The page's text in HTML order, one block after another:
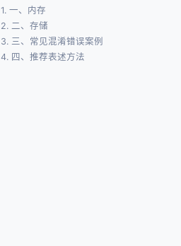
1. 一、内存
2. 二、存储
3. 三、常见混淆错误案例
4. 四、推荐表述方法